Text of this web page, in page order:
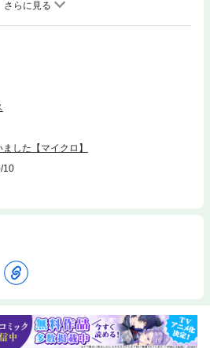
した【マイクロ】
10